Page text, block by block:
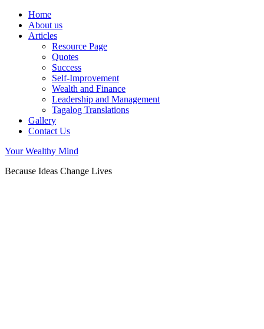
Home
About us
Articles
Resource Page
Quotes
Success
Self-Improvement
Wealth and Finance
Leadership and Management
Tagalog Translations
Gallery
Contact Us
Your Wealthy Mind
Because Ideas Change Lives